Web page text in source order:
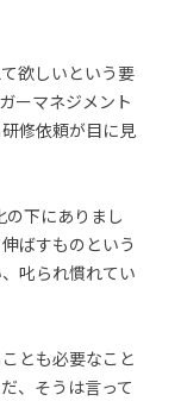
欲しいという要
ーマネジメント
修依頼が目に見
下にありまし
ばすものという
叱られ慣れてい
とも必要なこと
、そうは言って